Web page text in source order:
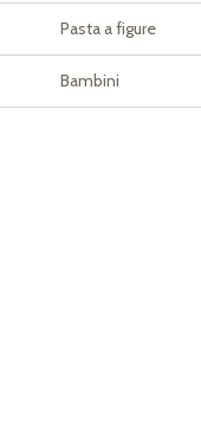
Pasta a figure
Bambini